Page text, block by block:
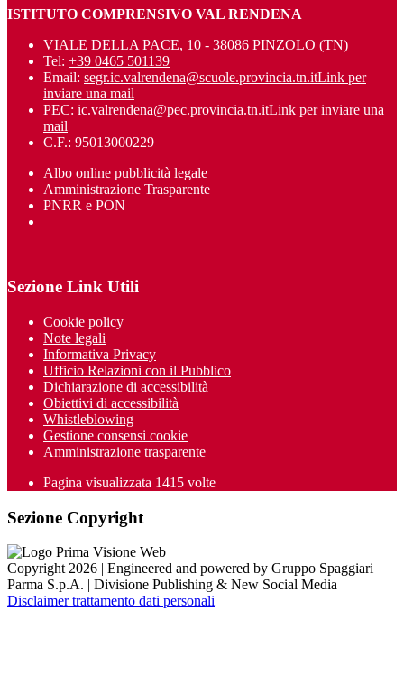
ISTITUTO COMPRENSIVO VAL RENDENA
VIALE DELLA PACE, 10 - 38086 PINZOLO (TN)
Tel: +39 0465 501139
Email: segr.ic.valrendena@scuole.provincia.tn.itLink per
inviare una mail
PEC: ic.valrendena@pec.provincia.tn.itLink per inviare una
mail
C.F.: 95013000229
Albo online pubblicità legale
Amministrazione Trasparente
PNRR e PON
Sezione Link Utili
Cookie policy
Note legali
Informativa Privacy
Ufficio Relazioni con il Pubblico
Dichiarazione di accessibilità
Obiettivi di accessibilità
Whistleblowing
Gestione consensi cookie
Amministrazione trasparente
Pagina visualizzata 1415 volte
Sezione Copyright
Copyright 2026 | Engineered and powered by Gruppo Spaggiari
Parma S.p.A. | Divisione Publishing & New Social Media
Disclaimer trattamento dati personali